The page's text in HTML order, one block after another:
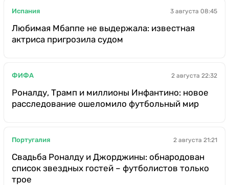
Испания 3 августа 08:45
Любимая Мбаппе не выдержала: известная
актриса пригрозила судом
ФИФА 2 августа 22:32
Роналду, Трамп и миллионы Инфантино: новое
расследование ошеломило футбольный мир
Португалия 2 августа 21:21
Свадьба Роналду и Джорджины: обнародован
список звездных гостей – футболистов только
трое